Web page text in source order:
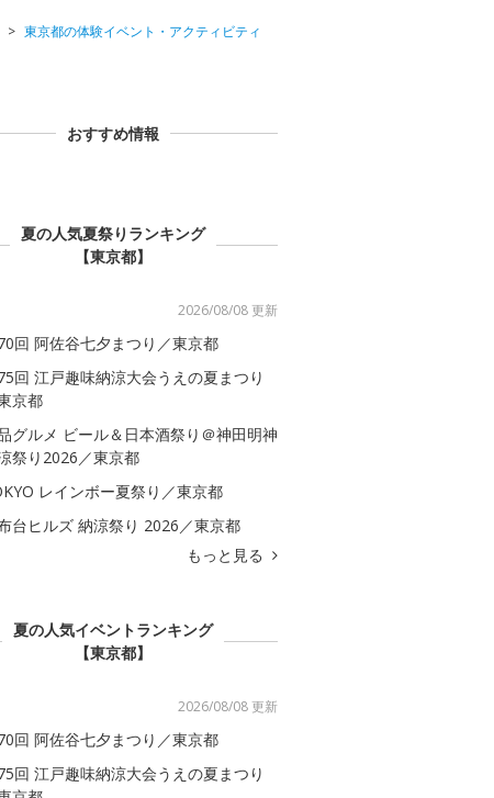
東京都の体験イベント・アクティビティ
おすすめ情報
夏の人気夏祭りランキング
【東京都】
2026/08/08 更新
回 阿佐谷七夕まつり／東京都
回 江戸趣味納涼大会うえの夏まつり
京都
グルメ ビール＆日本酒祭り＠神田明神
祭り2026／東京都
レインボー夏祭り／東京都
台ヒルズ 納涼祭り 2026／東京都
もっと見る
夏の人気イベントランキング
【東京都】
2026/08/08 更新
回 阿佐谷七夕まつり／東京都
回 江戸趣味納涼大会うえの夏まつり